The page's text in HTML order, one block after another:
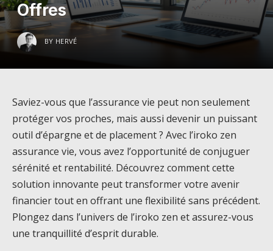
Offres
BY HERVÉ
Saviez-vous que l’assurance vie peut non seulement
protéger vos proches, mais aussi devenir un puissant
outil d’épargne et de placement ? Avec l’iroko zen
assurance vie, vous avez l’opportunité de conjuguer
sérénité et rentabilité. Découvrez comment cette
solution innovante peut transformer votre avenir
financier tout en offrant une flexibilité sans précédent.
Plongez dans l’univers de l’iroko zen et assurez-vous
une tranquillité d’esprit durable.